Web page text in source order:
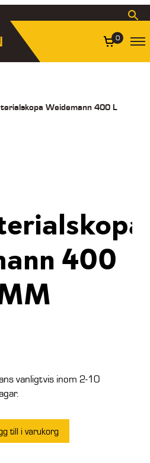
0
Weidemann 400 L
400
vanligtvis inom 2-10
till i varukorg